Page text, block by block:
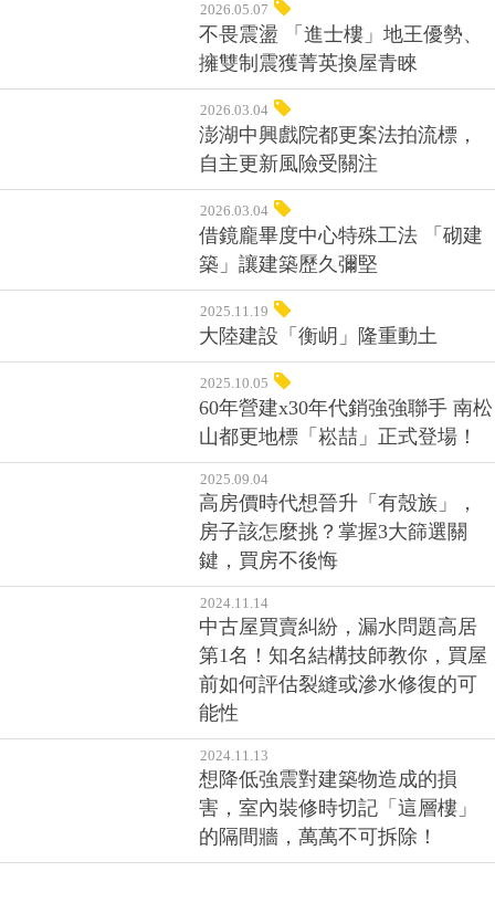
2026.05.07
不畏震盪 「進士樓」地王優勢、
擁雙制震獲菁英換屋青睞
2026.03.04
澎湖中興戲院都更案法拍流標，
自主更新風險受關注
2026.03.04
借鏡龐畢度中心特殊工法 「砌建
築」讓建築歷久彌堅
2025.11.19
大陸建設「衡岄」隆重動土
2025.10.05
60年營建x30年代銷強強聯手 南松
山都更地標「崧喆」正式登場！
2025.09.04
高房價時代想晉升「有殼族」，
房子該怎麼挑？掌握3大篩選關
鍵，買房不後悔
2024.11.14
中古屋買賣糾紛，漏水問題高居
第1名！知名結構技師教你，買屋
前如何評估裂縫或滲水修復的可
能性
2024.11.13
想降低強震對建築物造成的損
害，室內裝修時切記「這層樓」
的隔間牆，萬萬不可拆除！